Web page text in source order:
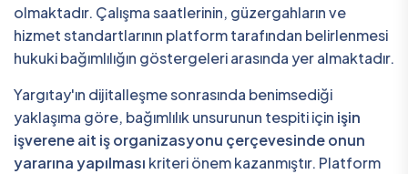
olmaktadır. Çalışma saatlerinin, güzergahların ve
hizmet standartlarının platform tarafından belirlenmesi
hukuki bağımlılığın göstergeleri arasında yer almaktadır.
Yargıtay'ın dijitalleşme sonrasında benimsediği
yaklaşıma göre, bağımlılık unsurunun tespiti için işin
işverene ait iş organizasyonu çerçevesinde onun
yararına yapılması kriteri önem kazanmıştır. Platform